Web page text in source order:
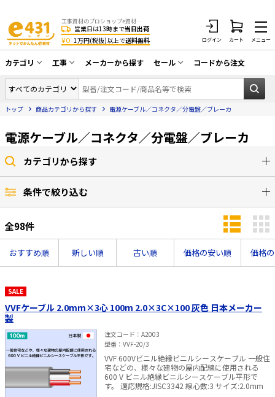
工事資材のプロショップe資材 CATV・アンテナ・防犯・光・LAN・電気・空調工事など
営業日は13時まで当日出荷
¥0 1万円(税抜)以上で送料無料 ログイン カート メニュー
カテゴリ
同軸ケーブル／テレビ用接栓／関連工具
アンテナ・取付金具・ブースター／CATV
配線補助具（モール・結束バンド・テー
プ類 他）
防犯工事関連
電話線／コネクタ／アダプタ
光ファイバー・融着接続機関連
LANケーブル・コネクタ・関連資材/機器
太陽光発電ケーブル・コネクタ・関連資
電源ケーブル／コネクタ／分電盤／ブレ
ーカ
照明・照明器具
電源タップ・延長コード
工事
CATV・アンテナ工事
光工事・FTTH工事
エアコン・換気扇工事
防犯カメラ工事
LAN配線工事
EV充電設備工事
照明設置工事
ホテル・病院向け
メーカーから探す セール
在庫一掃セール
コードから注文
トップ 商品カテゴリから探す 電源ケーブル／コネクタ／分電盤／ブレーカ
電源ケーブル／コネクタ／分電盤／ブレーカ
カテゴリから探す
条件で絞り込む
全98件
おすすめ順 新しい順 古い順 価格の安い順 価格
SALE
VVFケーブル 2.0mm×3心 100m 2.0×3C×100 灰色 日本メーカー
製
注文コード
A2003
型番
VVF-20/3
VVF 600Vビニル絶縁ビニルシースケーブル 一般住
宅などの、様々な建物の屋内配線に使用される
600 V ビニル絶縁ビニルシースケーブル平形で
す。 適応規格:JISC3342 線心数:3 サイズ:2.0mm